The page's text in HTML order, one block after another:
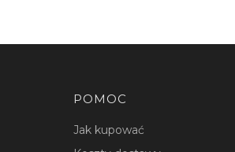
Linki w stopce
POMOC
Jak kupować